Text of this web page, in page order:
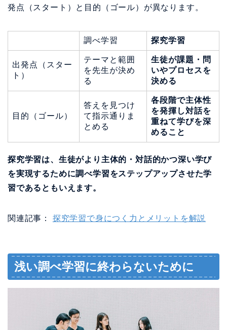
発点（スタート）と目的（ゴール）が異なります。
調べ学習 探究学習
出発点（スター
ト）
テーマと範囲
を先生が決め
る
生徒が課題・問
いやプロセスを
決める
目的（ゴール）
答えを見つけ
て指示通りま
とめる
各段階で主体性
を発揮し対話を
重ねて学びを深
めること
探究学習は、生徒がより主体的・対話的かつ深い学び
を実現するために調べ学習をステップアップさせた学
習であるともいえます。
関連記事： 探究学習で身につく力とメリットを解説
浅い調べ学習に終わらないために